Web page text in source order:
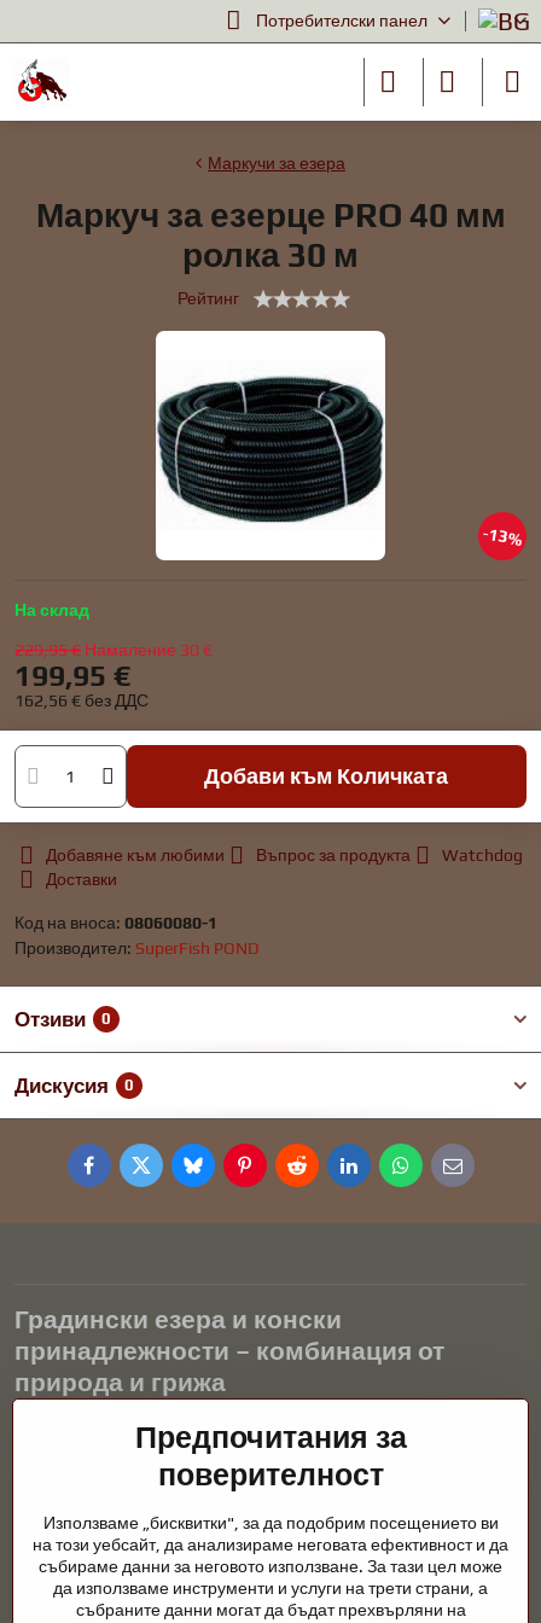
Потребителски панел
13%
Маркучи за езера
Маркуч за езерце PRO 40 мм
ролка 30 м
Рейтинг
На склад
229,95 € Намаление 30 €
199,95 €
162,56 € без ДДС
Добави към Количката
Добавяне към любими Въпрос за продукта
Watchdog
Доставки
Код на вноса: 08060080-1
Производител: SuperFish POND
Отзиви 0
Дискусия 0
FacebookTwitterBlueskyPinterestRedditLinkedInWhatsApp
E-
mail
Градински езера и конски
принадлежности – комбинация от
природа и грижа
Градинските езера са красиво допълнение към всеки екстериор
и създават хармонична среда за релаксация и живот на водните
животни. Правилната технология, филтрацията и редовната
през цялата година. Също толкова важна е грижата за
животните, които са част от нашия живот.
Конете се нуждаят от висококачествени конски принадлежности,
правилно хранене и отговорни грижи, за да бъдат здрави, силни
Предпочитания за
поверителност
Използваме „бисквитки", за да подобрим посещението ви
на този уебсайт, да анализираме неговата ефективност и да
събираме данни за неговото използване. За тази цел може
да използваме инструменти и услуги на трети страни, а
събраните данни могат да бъдат прехвърляни на